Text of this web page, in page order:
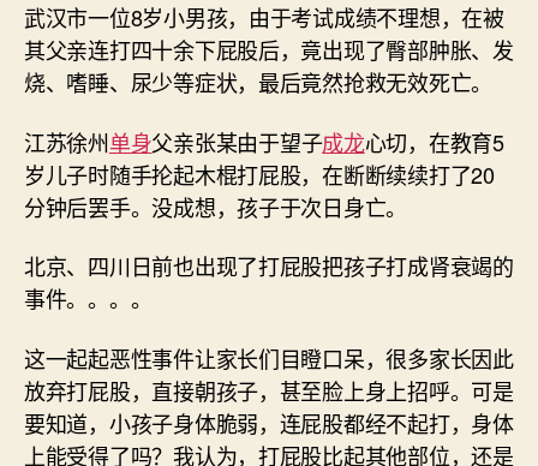
武汉市一位8岁小男孩，由于考试成绩不理想，在被
其父亲连打四十余下屁股后，竟出现了臀部肿胀、发
烧、嗜睡、尿少等症状，最后竟然抢救无效死亡。
江苏徐州单身父亲张某由于望子成龙心切，在教育5
岁儿子时随手抡起木棍打屁股，在断断续续打了20
分钟后罢手。没成想，孩子于次日身亡。
北京、四川日前也出现了打屁股把孩子打成肾衰竭的
事件。。。。
这一起起恶性事件让家长们目瞪口呆，很多家长因此
放弃打屁股，直接朝孩子，甚至脸上身上招呼。可是
要知道，小孩子身体脆弱，连屁股都经不起打，身体
上能受得了吗？我认为，打屁股比起其他部位，还是